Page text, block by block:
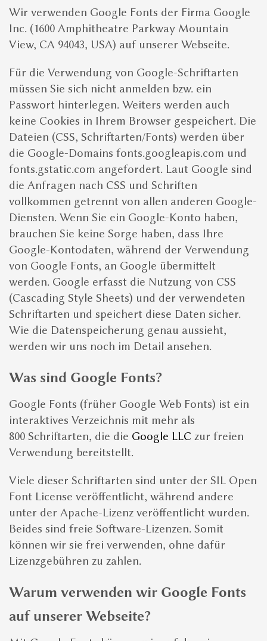
Wir verwenden Google Fonts der Firma Google
Inc. (1600 Amphitheatre Parkway Mountain
View, CA 94043, USA) auf unserer Webseite.
Für die Verwendung von Google-Schriftarten
müssen Sie sich nicht anmelden bzw. ein
Passwort hinterlegen. Weiters werden auch
keine Cookies in Ihrem Browser gespeichert. Die
Dateien (CSS, Schriftarten/Fonts) werden über
die Google-Domains fonts.googleapis.com und
fonts.gstatic.com angefordert. Laut Google sind
die Anfragen nach CSS und Schriften
vollkommen getrennt von allen anderen Google-
Diensten. Wenn Sie ein Google-Konto haben,
brauchen Sie keine Sorge haben, dass Ihre
Google-Kontodaten, während der Verwendung
von Google Fonts, an Google übermittelt
werden. Google erfasst die Nutzung von CSS
(Cascading Style Sheets) und der verwendeten
Schriftarten und speichert diese Daten sicher.
Wie die Datenspeicherung genau aussieht,
werden wir uns noch im Detail ansehen.
Was sind Google Fonts?
Google Fonts (früher Google Web Fonts) ist ein
interaktives Verzeichnis mit mehr als
800 Schriftarten, die die Google LLC zur freien
Verwendung bereitstellt.
Viele dieser Schriftarten sind unter der SIL Open
Font License veröffentlicht, während andere
unter der Apache-Lizenz veröffentlicht wurden.
Beides sind freie Software-Lizenzen. Somit
können wir sie frei verwenden, ohne dafür
Lizenzgebühren zu zahlen.
Warum verwenden wir Google Fonts
auf unserer Webseite?